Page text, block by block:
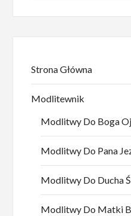
Strona Główna
Modlitewnik
Modlitwy Do Boga
Modlitwy Do Pana
Modlitwy Do Ducha
Modlitwy Do Matki